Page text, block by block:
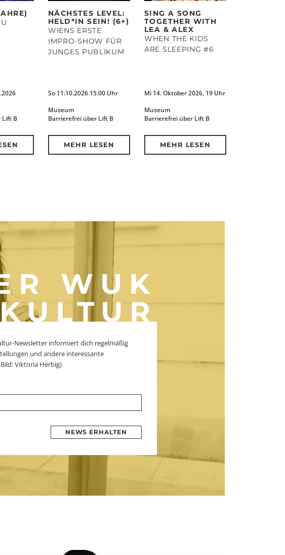
Lift B
NÄCHSTES LEVEL:
HELD*IN SEIN! (6+)
WIENS ERSTE
IMPRO-SHOW FÜR
JUNGES PUBLIKUM
So 11.10.2026 15.00 Uhr
Museum
Barrierefrei über Lift B
MEHR LESEN
SING A SONG
TOGETHER WITH
LEA & ALEX
WHEN THE KIDS
ARE SLEEPING #6
Mi 14. Oktober 2026, 19 Uhr
Museum
Barrierefrei über Lift B
MEHR LESEN
WUK
Newsletter informiert dich regelmäßig
und andere interessante
Viktoria Herbig)
NEWS ERHALTEN